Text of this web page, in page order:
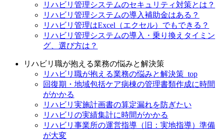
リハビリ管理システムのセキュリティ対策とは？
リハビリ管理システムの導入補助金はある？
リハビリ管理はExcel（エクセル）でもできる？
リハビリ管理システムの導入・乗り換えタイミン
グ、選び方は？
リハビリ職が抱える業務の悩みと解決策
リハビリ職が抱える業務の悩みと解決策_top
回復期・地域包括ケア病棟の管理書類作成に時間
がかかる
リハビリ実施計画書の算定漏れを防ぎたい
リハビリの実績集計に時間がかかる
リハビリ事業所の運営指導（旧：実地指導）準備
が大変